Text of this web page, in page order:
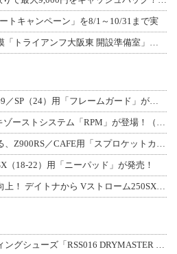
トキャンペーン」を8/1～10/31まで実
（18-22）用「ニーパッド」が発売！